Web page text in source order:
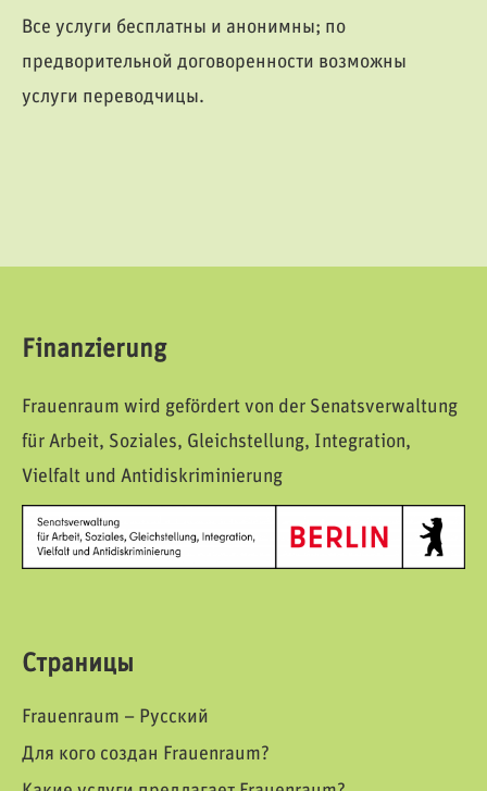
Все услуги бесплатны и анонимны; по
предворительной договоренности возможны
услуги переводчицы.
Finanzierung
Frauenraum wird gefördert von der Senatsverwaltung
für Arbeit, Soziales, Gleichstellung, Integration,
Vielfalt und Antidiskriminierung
Страницы
Frauenraum – Русский
Для кого создан Frauenraum?